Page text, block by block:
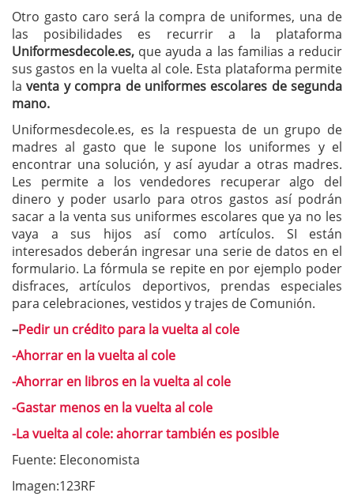
Otro gasto caro será la compra de uniformes, una de
las posibilidades es recurrir a la plataforma
Uniformesdecole.es, que ayuda a las familias a reducir
sus gastos en la vuelta al cole. Esta plataforma permite
laventa y compra de uniformes escolares de segunda
mano.
Uniformesdecole.es, es la respuesta de un grupo de
madres al gasto que le supone los uniformes y el
encontrar una solución, y así ayudar a otras madres.
Les permite a los vendedores recuperar algo del
dinero y poder usarlo para otros gastos así podrán
sacar a la venta sus uniformes escolares que ya no les
vaya a sus hijos así como artículos. SI están
interesados deberán ingresar una serie de datos en el
formulario. La fórmula se repite en por ejemplo poder
disfraces, artículos deportivos, prendas especiales
para celebraciones, vestidos y trajes de Comunión.
–Pedir un crédito para la vuelta al cole
-Ahorrar en la vuelta al cole
-Ahorrar en libros en la vuelta al cole
-Gastar menos en la vuelta al cole
-La vuelta al cole: ahorrar también es posible
Fuente: Eleconomista
Imagen:123RF